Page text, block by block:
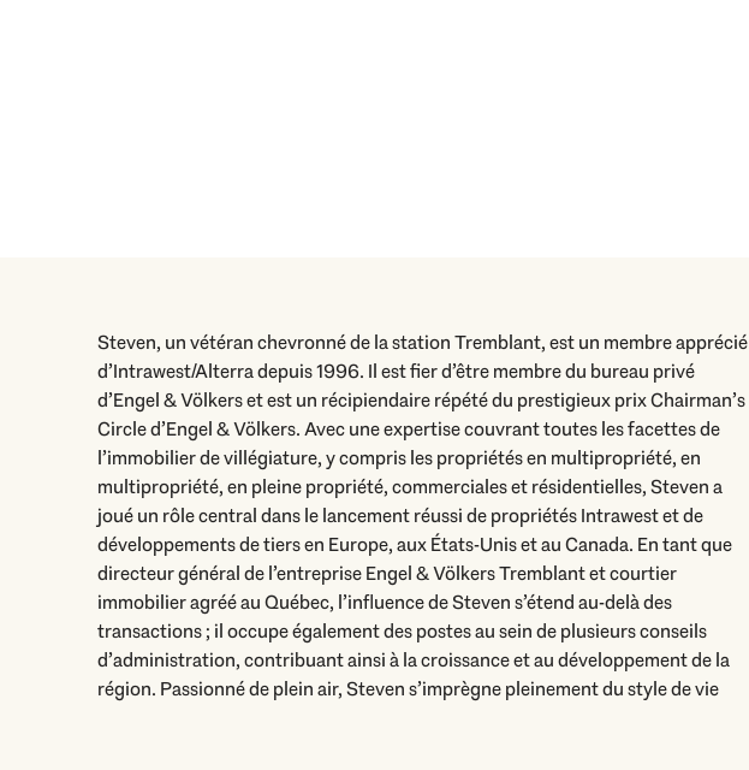
Steven, un vétéran chevronné de la station Tremblant, est un membre apprécié
d’Intrawest/Alterra depuis 1996. Il est fier d’être membre du bureau privé
d’Engel & Völkers et est un récipiendaire répété du prestigieux prix Chairman’s
Circle d’Engel & Völkers. Avec une expertise couvrant toutes les facettes de
l’immobilier de villégiature, y compris les propriétés en multipropriété, en
multipropriété, en pleine propriété, commerciales et résidentielles, Steven a
joué un rôle central dans le lancement réussi de propriétés Intrawest et de
développements de tiers en Europe, aux États-Unis et au Canada. En tant que
directeur général de l’entreprise Engel & Völkers Tremblant et courtier
immobilier agréé au Québec, l’influence de Steven s’étend au-delà des
transactions ; il occupe également des postes au sein de plusieurs conseils
d’administration, contribuant ainsi à la croissance et au développement de la
région. Passionné de plein air, Steven s’imprègne pleinement du style de vie
qui l’a initialement attiré à Tremblant. En tant que skieur passionné, golfeur et
passionné de navigation de plaisance et de sports nautiques, il profite des
diverses possibilités de loisirs qu’offre la région. Son lien profond avec la
région découle de son éducation dans les Laurentides en tant que résident de
week-end, ce qui l’a finalement amené à faire de Tremblant sa résidence
permanente il y a plus de 25 ans. Résidant actuellement à Mont-Tremblant
avec sa famille, Steven chérit ses temps libres passés dans sa propriété
insulaire du Lac Tremblant, renforçant ainsi son lien avec la beauté naturelle et
la communauté dynamique de la région. En tant qu’amateur autoproclamé de
l’immobilier, le parcours de Steven reflète non seulement ses réalisations
professionnelles, mais également son engagement à favoriser la prospérité du